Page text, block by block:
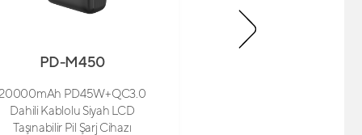
PD-M450
20000mAh PD45W+QC3.0
Dahili Kablolu Siyah LCD
Taşınabilir Pil Şarj Cihazı